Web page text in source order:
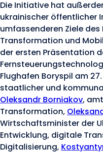
Die Initiative hat
ukrainischer öffentlicher
umfassenderen Ziele
Transformation und
der ersten Präsentation
Flughafen Boryspil am
staatlicher und
Oleksandr Borniakov,
Transformation,
Wirtschaftsminister der
Entwicklung, digitale
Digitalisierung,